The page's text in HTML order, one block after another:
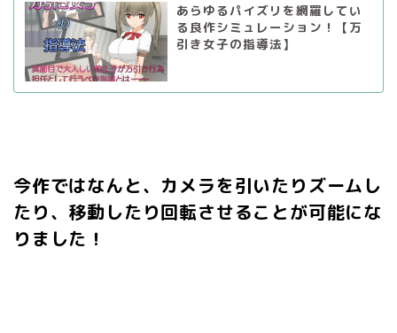
あらゆるパイズリを網羅してい
る良作シミュレーション！【万
引き女子の指導法】
今作ではなんと、カメラを引いたりズームし
たり、移動したり回転させることが可能にな
りました！